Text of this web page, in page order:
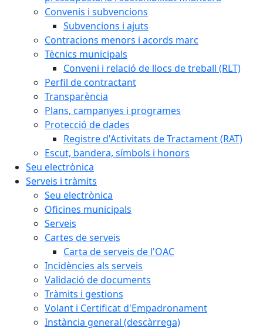
Convenis i subvencions
Subvencions i ajuts
Contracions menors i acords marc
Tècnics municipals
Conveni i relació de llocs de treball (RLT)
Perfil de contractant
Transparència
Plans, campanyes i programes
Protecció de dades
Registre d'Activitats de Tractament (RAT)
Escut, bandera, símbols i honors
Seu electrònica
Serveis i tràmits
Seu electrònica
Oficines municipals
Serveis
Cartes de serveis
Carta de serveis de l'OAC
Incidències als serveis
Validació de documents
Tràmits i gestions
Volant i Certificat d'Empadronament
Instància general (descàrrega)